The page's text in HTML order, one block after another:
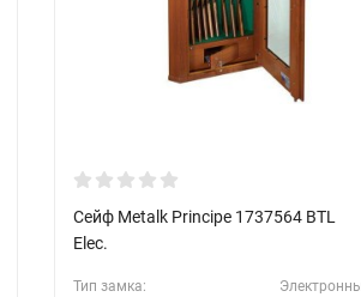
Сейф Metalk Principe 1737564 BTL
Elec.
Тип замка: